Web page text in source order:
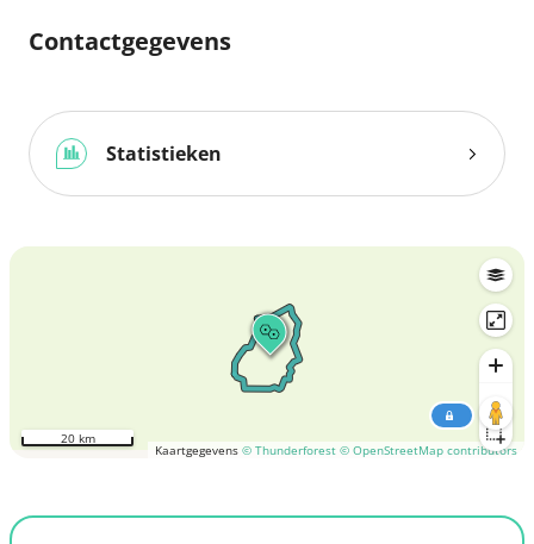
Contactgegevens
Statistieken
Kaartgegevens © Thunderforest © OpenStreetMap contributors
20 km